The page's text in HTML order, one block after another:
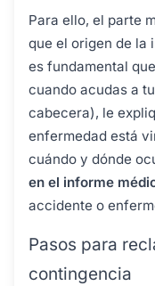
Para ello, el parte
que el origen de la
es fundamental
cuando acudas a
cabecera), le
enfermedad está
cuándo y dónde
en el informe
accidente o
Pasos para
contingencia